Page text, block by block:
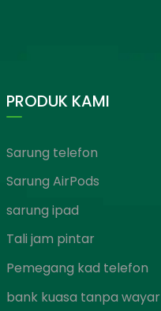
PRODUK KAMI
Sarung telefon
Sarung AirPods
sarung ipad
Tali jam pintar
Pemegang kad telefon
bank kuasa tanpa wayar